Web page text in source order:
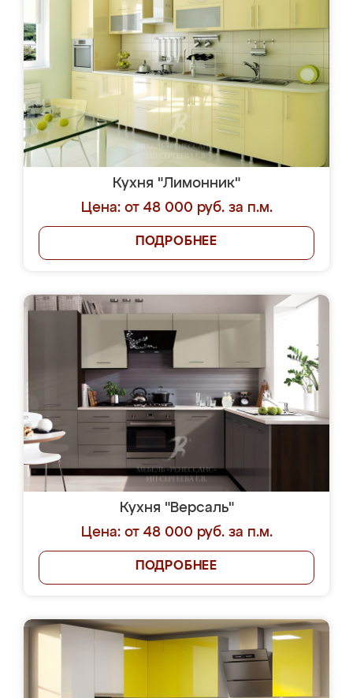
Кухня "Лимонник"
Цена: от 48 000 руб. за п.м.
ПОДРОБНЕЕ
Кухня "Версаль"
Цена: от 48 000 руб. за п.м.
ПОДРОБНЕЕ